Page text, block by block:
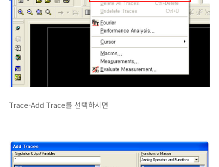
Trace-Add Trace를 선택하시면